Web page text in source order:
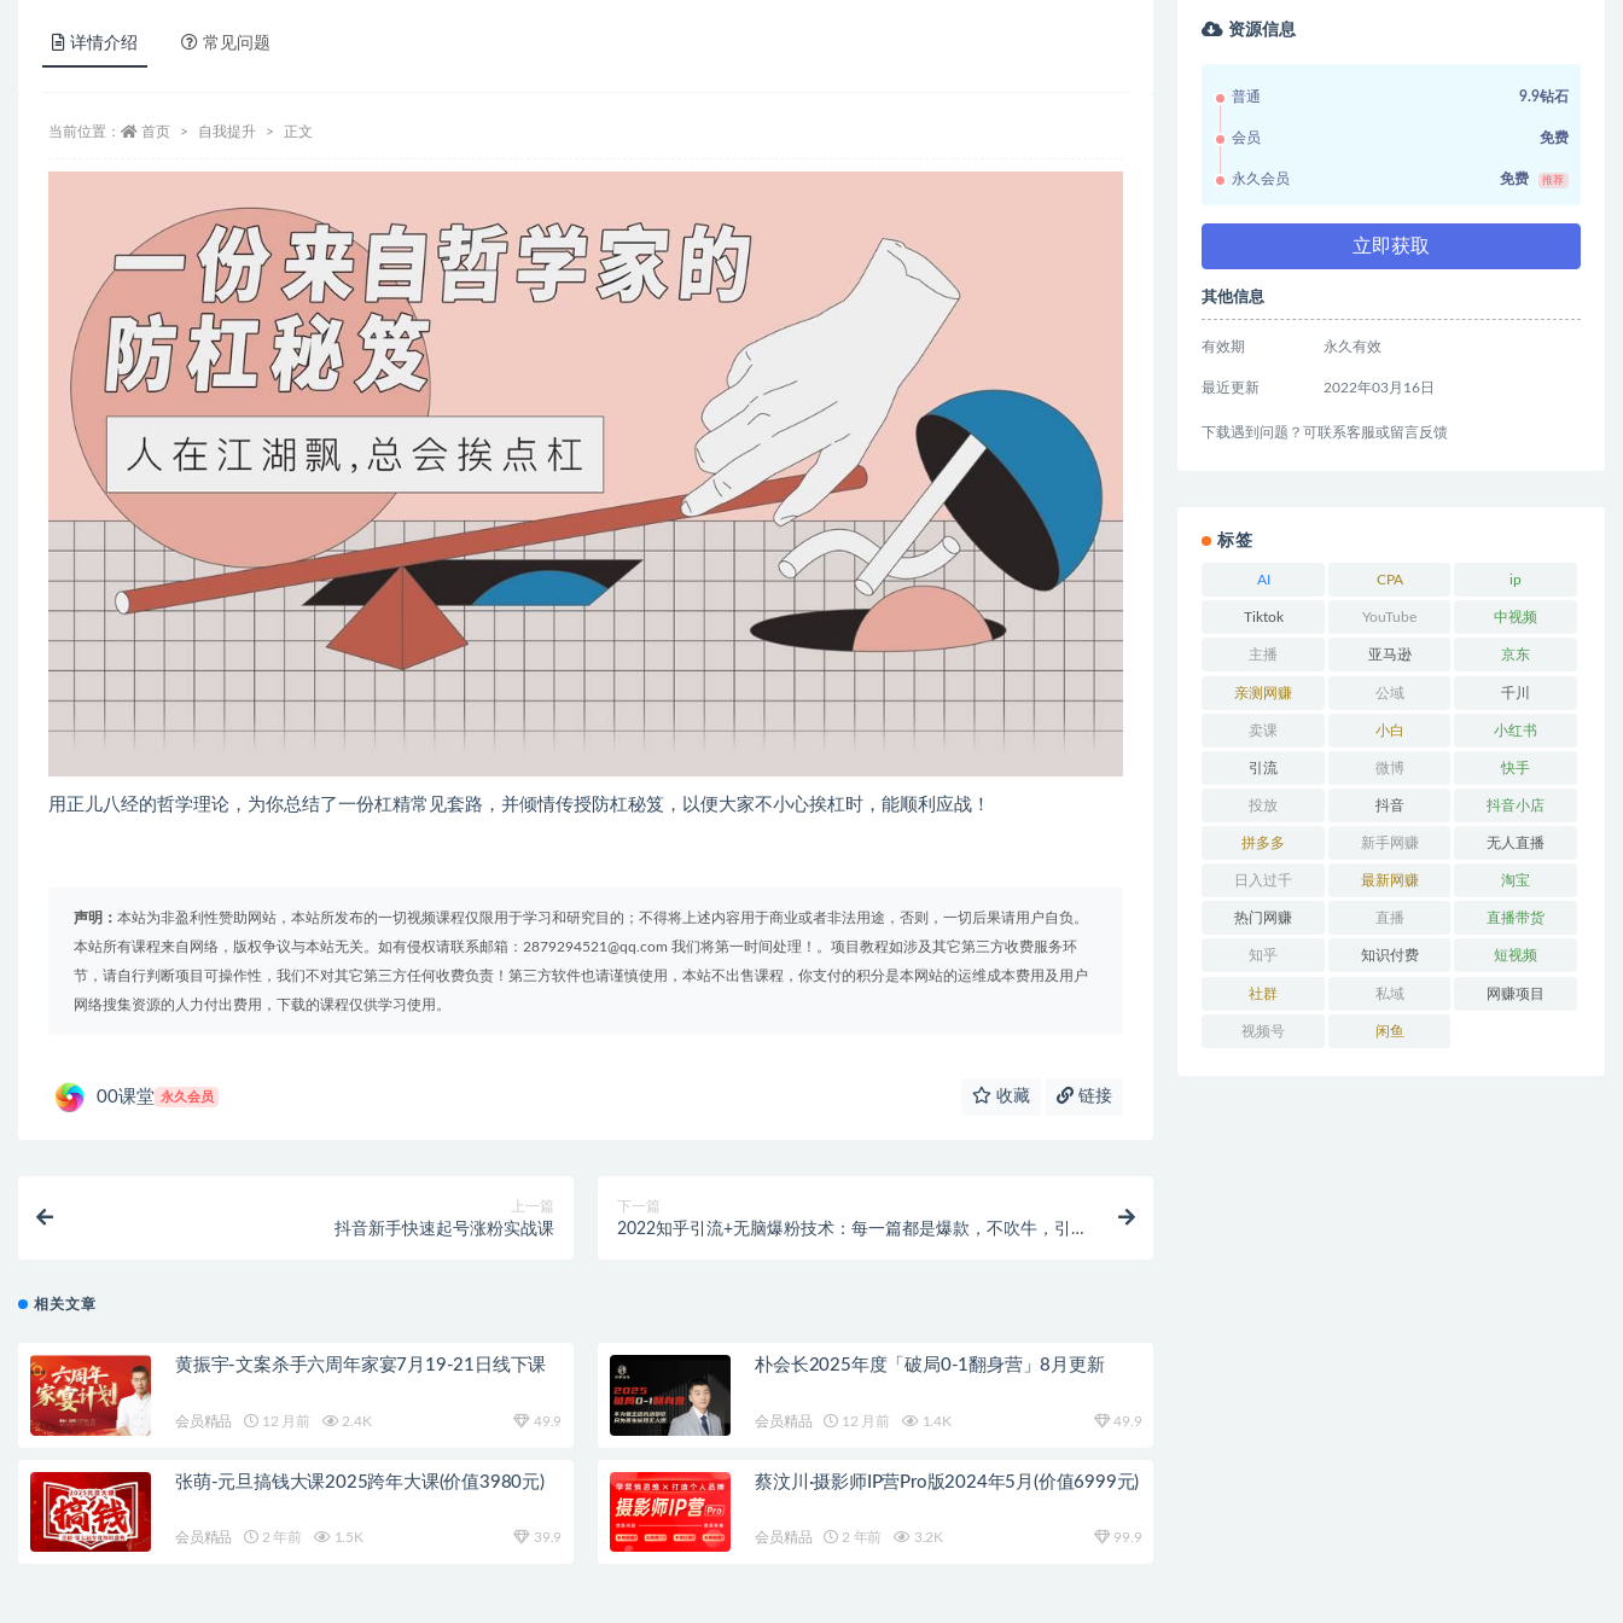
详情介绍 常见问题
当前位置： 首页 自我提升 正文
用正儿八经的哲学理论，为你总结了一份杠精常见套路，并倾情传授防杠秘笈，以便大家不小心挨杠时，能顺利应战！
声明： 本站为非盈利性赞助网站，本站所发布的一切视频课程仅限用于学习和研究目的；不得将上述内容用于商业或者非法用途，否则，一切后果请用户自负。
本站所有课程来自网络，版权争议与本站无关。如有侵权请联系邮箱：2879294521@qq.com 我们将第一时间处理！。项目教程如涉及其它第三方收费服务环
节，请自行判断项目可操作性，我们不对其它第三方任何收费负责！第三方软件也请谨慎使用，本站不出售课程，你支付的积分是本网站的运维成本费用及用户
网络搜集资源的人力付出费用，下载的课程仅供学习使用。
00课堂 永久会员 收藏 链接
上一篇
抖音新手快速起号涨粉实战课
下一篇
2022知乎引流+无脑爆粉技术：每一篇都是爆款，不吹牛，引流
相关文章
黄振宇-文案杀手六周年家宴7月19-21日线下课
会员精品 12 月前 2.4K 49.9
朴会长2025年度「破局0-1翻身营」8月更新
会员精品 12 月前 1.4K 49.9
张萌-元旦搞钱大课2025跨年大课(价值3980元)
会员精品 2 年前 1.5K 39.9
蔡汶川·摄影师IP营Pro版2024年5月(价值6999元)
会员精品 2 年前 3.2K 99.9
资源信息
普通 9.9钻石
会员 免费
永久会员 免费 推荐
立即获取
其他信息
有效期 永久有效
最近更新 2022年03月16日
下载遇到问题？可联系客服或留言反馈
标签
AI CPA ip
Tiktok YouTube 中视频
主播 亚马逊 京东
亲测网赚 公域 千川
卖课 小白 小红书
引流 微博 快手
投放 抖音 抖音小店
拼多多 新手网赚 无人直播
日入过千 最新网赚 淘宝
热门网赚 直播 直播带货
知乎 知识付费 短视频
社群 私域 网赚项目
视频号 闲鱼